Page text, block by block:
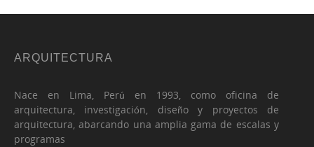
ARQUITECTURA
Nace en Lima, Perú en 1993, como oficina de
arquitectura, investigación, diseño y proyectos de
arquitectura, abarcando una amplia gama de escalas y
programas